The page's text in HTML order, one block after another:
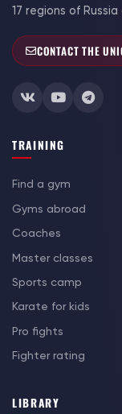
17 regions of
CONTACT THE
TRAINING
Find a gym
Gyms abroad
Coaches
Master classes
Sports camp
Karate for kids
Pro fights
Fighter rating
LIBRARY